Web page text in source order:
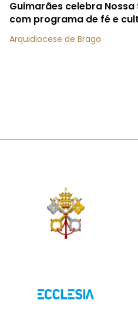
Guimarães celebra
com programa de fé e
Arquidiocese de Braga